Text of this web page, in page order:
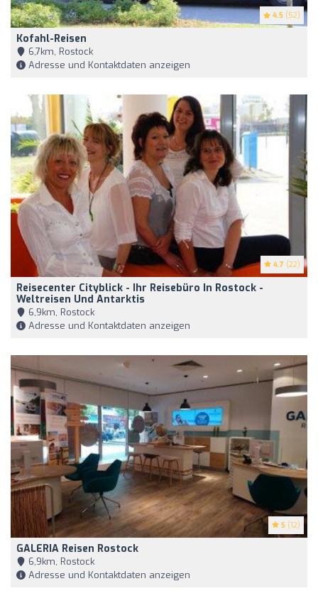
4.5 (52)
Kofahl-Reisen
6,7km, Rostock
Adresse und Kontaktdaten anzeigen
4.7 (22)
Reisecenter Cityblick - Ihr Reisebüro In Rostock -
Weltreisen Und Antarktis
6,9km, Rostock
Adresse und Kontaktdaten anzeigen
5 (12)
GALERIA Reisen Rostock
6,9km, Rostock
Adresse und Kontaktdaten anzeigen